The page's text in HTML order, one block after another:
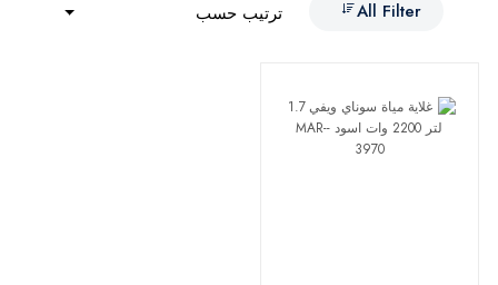
All Filter
ترتيب حسب